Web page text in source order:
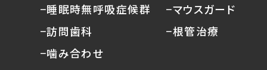
−睡眠時無呼吸症候群
−訪問歯科
−噛み合わせ
−マウスガード
−根管治療